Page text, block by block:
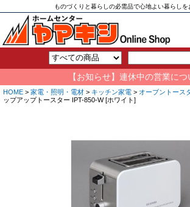
ものづくりと暮らしの必需品で心地よい暮らしを
【お知らせ】連休中の営業につ
HOME > 家電・照明・電材 > キッチン家電 > オーブントース
ップアップトースター IPT-850-W [ホワイト]